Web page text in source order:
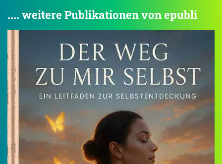
.... weitere Publikationen von epubli